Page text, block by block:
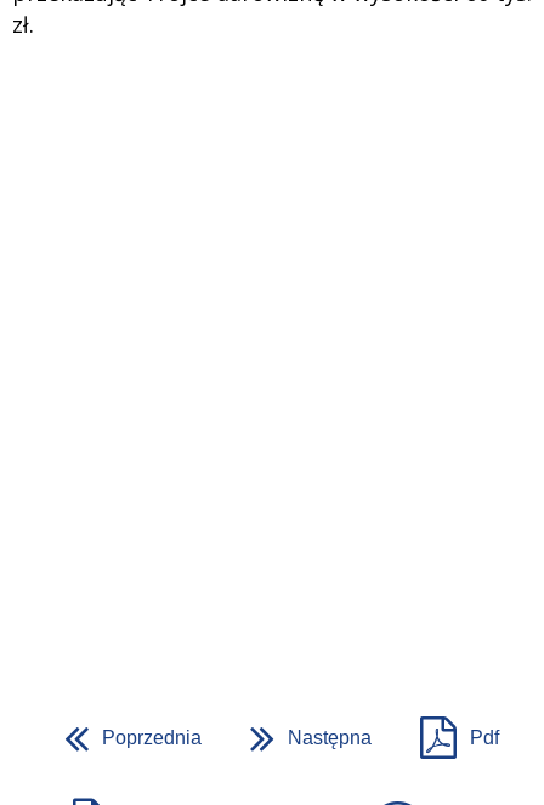
zł.
Poprzednia Następna Pdf